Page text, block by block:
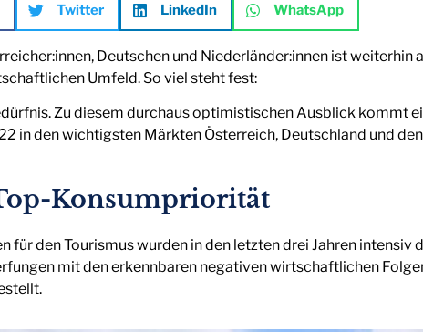
Twitter LinkedIn WhatsApp
Deutschen und Niederländer:innen ist weiterhin
Umfeld. So viel steht fest:
Zu diesem durchaus optimistischen Ausblick kommt
in den wichtigsten Märkten Österreich, Deutschland und
Konsumpriorität
für den Tourismus wurden in den letzten drei Jahren
mit den erkennbaren negativen wirtschaftlichen